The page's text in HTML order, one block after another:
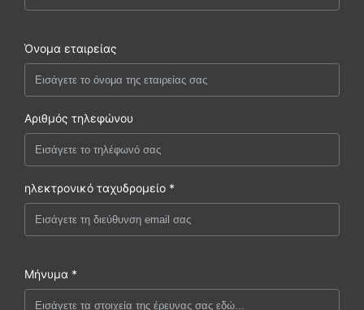
Όνομα εταιρείας
Αριθμός τηλεφώνου
ηλεκτρονικό ταχυδρομείο *
Μήνυμα *